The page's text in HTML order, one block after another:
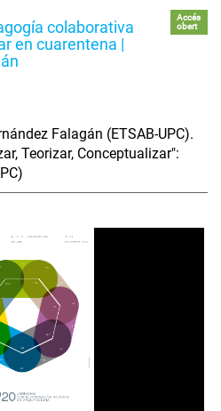
colaborativa
en cuarentena |
Accés
obert
Falagán (ETSAB-UPC).
Teorizar, Conceptualizar":